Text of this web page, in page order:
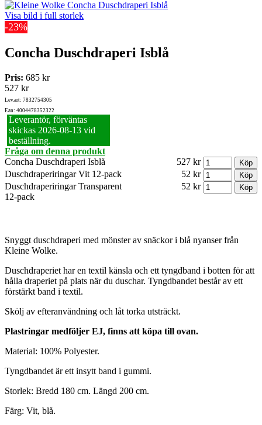
Visa bild i full storlek
-23%
Concha Duschdraperi Isblå
Pris: 685 kr
527 kr
Lev.art: 7832754305
Ean: 4004478352322
Leverantör, förväntas
skickas 2026‑08‑13 vid
beställning.
Fråga om denna produkt
Concha Duschdraperi Isblå
527 kr
Duschdraperiringar Vit 12-pack
52 kr
Duschdraperiringar Transparent
12-pack
52 kr
Snyggt duschdraperi med mönster av snäckor i blå nyanser från
Kleine Wolke.
Duschdraperiet har en textil känsla och ett tyngdband i botten för att
hålla draperiet på plats när du duschar. Tyngdbandet består av ett
förstärkt band i textil.
Skölj av efteranvändning och låt torka utsträckt.
Plastringar medföljer EJ, finns att köpa till ovan.
Material: 100% Polyester.
Tyngdbandet är ett insytt band i gummi.
Storlek: Bredd 180 cm. Längd 200 cm.
Färg: Vit, blå.